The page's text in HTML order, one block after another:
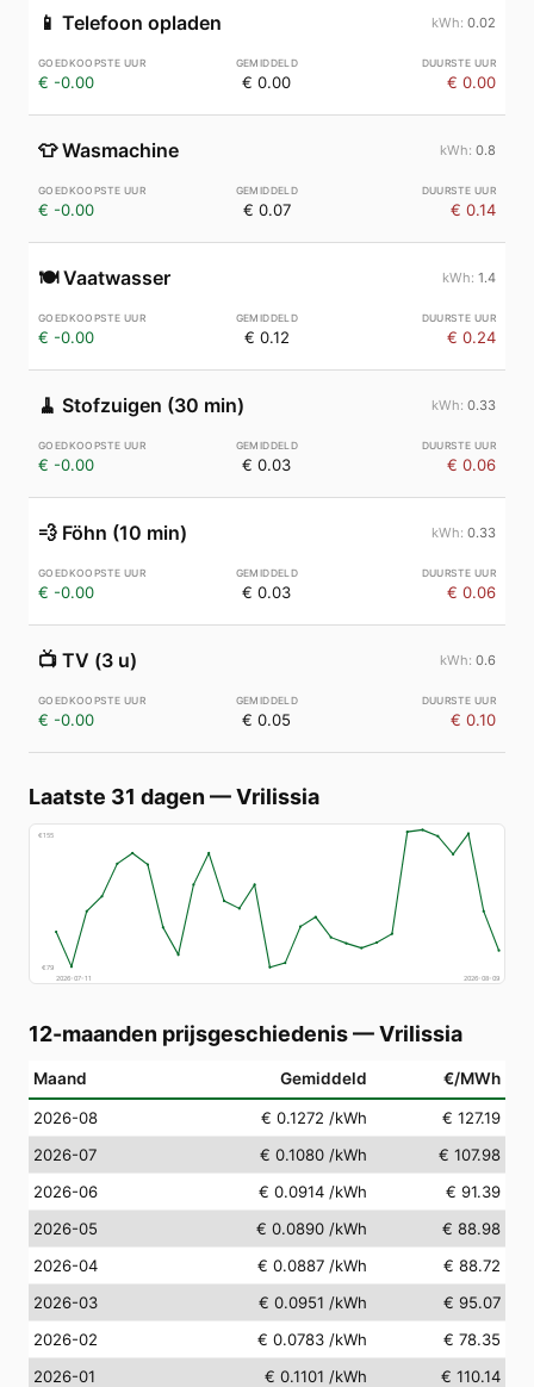
📱 Telefoon opladen 0.02
€ -0.00 € 0.00 € 0.00
👕 Wasmachine 0.8
€ -0.00 € 0.07 € 0.14
🍽️ Vaatwasser 1.4
€ -0.00 € 0.12 € 0.24
🧹 Stofzuigen (30 min) 0.33
€ -0.00 € 0.03 € 0.06
💨 Föhn (10 min) 0.33
€ -0.00 € 0.03 € 0.06
📺 TV (3 u) 0.6
€ -0.00 € 0.05 € 0.10
Laatste 31 dagen —Vrilissia
€155
€79
2026-07-11
2026-08-09
12-maanden prijsgeschiedenis—Vrilissia
Maand Gemiddeld €/MWh
2026-08 € 0.1272 /kWh
€ 127.19
2026-07
€ 0.1080 /kWh
€ 107.98
2026-06
€ 0.0914 /kWh
€ 91.39
2026-05
€ 0.0890 /kWh
€ 88.98
2026-04
€ 0.0887 /kWh
€ 88.72
2026-03
€ 0.0951 /kWh
€ 95.07
2026-02
€ 0.0783 /kWh
€ 78.35
2026-01
€ 0.1101 /kWh
€ 110.14